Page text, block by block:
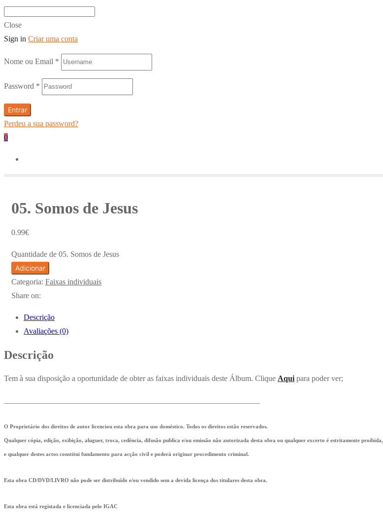
Close
Sign in Criar uma conta
Nome ou Email *
Password *
Entrar
Perdeu a sua password?
0
05. Somos de Jesus
0.99€
Quantidade de 05. Somos de Jesus
Adicionar
Categoria: Faixas individuais
Share on:
Descrição
Avaliações (0)
Descrição
Tem à sua disposição a oportunidade de obter as faixas individuais deste Álbum. Clique Aqui para poder ver;
O Proprietário dos direitos de autor licenciou esta obra para uso doméstico. Todos os direitos estão reservados.
Qualquer cópia, edição, exibição, aluguer, troca, cedência, difusão publica e/ou emissão não autorizada desta obra ou qualquer excerto é estritamente proibida,
e qualquer destes actos constitui fundamento para acção civil e poderá originar procedimento criminal.
Esta obra CD/DVD/LIVRO não pode ser distribuído e/ou vendido sem a devida licença dos titulares desta obra.
Esta obra está registada e licenciada pelo IGAC